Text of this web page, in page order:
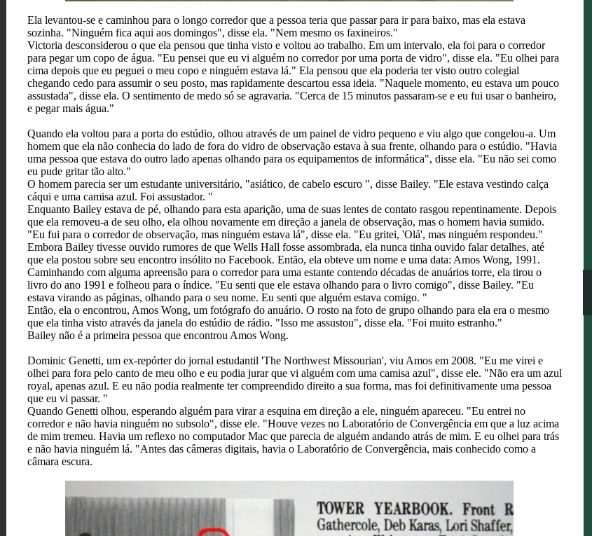
Ela levantou-se e caminhou para o longo corredor que a pessoa teria que passar para ir para baixo, mas ela estava
sozinha. "Ninguém fica aqui aos domingos", disse ela. "Nem mesmo os faxineiros."
Victoria desconsiderou o que ela pensou que tinha visto e voltou ao trabalho. Em um intervalo, ela foi para o corredor
para pegar um copo de água. "Eu pensei que eu vi alguém no corredor por uma porta de vidro", disse ela. "Eu olhei para
cima depois que eu peguei o meu copo e ninguém estava lá." Ela pensou que ela poderia ter visto outro colegial
chegando cedo para assumir o seu posto, mas rapidamente descartou essa ideia. "Naquele momento, eu estava um pouco
assustada", disse ela. O sentimento de medo só se agravaria. "Cerca de 15 minutos passaram-se e eu fui usar o banheiro,
e pegar mais água."
Quando ela voltou para a porta do estúdio, olhou através de um painel de vidro pequeno e viu algo que congelou-a. Um
homem que ela não conhecia do lado de fora do vidro de observação estava à sua frente, olhando para o estúdio. "Havia
uma pessoa que estava do outro lado apenas olhando para os equipamentos de informática", disse ela. "Eu não sei como
eu pude gritar tão alto."
O homem parecia ser um estudante universitário, "asiático, de cabelo escuro ", disse Bailey. "Ele estava vestindo calça
cáqui e uma camisa azul. Foi assustador. "
Enquanto Bailey estava de pé, olhando para esta aparição, uma de suas lentes de contato rasgou repentinamente. Depois
que ela removeu-a de seu olho, ela olhou novamente em direção a janela de observação, mas o homem havia sumido.
"Eu fui para o corredor de observação, mas ninguém estava lá", disse ela. "Eu gritei, 'Olá', mas ninguém respondeu."
Embora Bailey tivesse ouvido rumores de que Wells Hall fosse assombrada, ela nunca tinha ouvido falar detalhes, até
que ela postou sobre seu encontro insólito no Facebook. Então, ela obteve um nome e uma data: Amos Wong, 1991.
Caminhando com alguma apreensão para o corredor para uma estante contendo décadas de anuários torre, ela tirou o
livro do ano 1991 e folheou para o índice. "Eu senti que ele estava olhando para o livro comigo", disse Bailey. "Eu
estava virando as páginas, olhando para o seu nome. Eu senti que alguém estava comigo. "
Então, ela o encontrou, Amos Wong, um fotógrafo do anuário. O rosto na foto de grupo olhando para ela era o mesmo
que ela tinha visto através da janela do estúdio de rádio. "Isso me assustou", disse ela. "Foi muito estranho."
Bailey não é a primeira pessoa que encontrou Amos Wong.
Dominic Genetti, um ex-repórter do jornal estudantil 'The Northwest Missourian', viu Amos em 2008. "Eu me virei e
olhei para fora pelo canto de meu olho e eu podia jurar que vi alguém com uma camisa azul", disse ele. "Não era um azul
royal, apenas azul. E eu não podia realmente ter compreendido direito a sua forma, mas foi definitivamente uma pessoa
que eu vi passar. "
Quando Genetti olhou, esperando alguém para virar a esquina em direção a ele, ninguém apareceu. "Eu entrei no
corredor e não havia ninguém no subsolo", disse ele. "Houve vezes no Laboratório de Convergência em que a luz acima
de mim tremeu. Havia um reflexo no computador Mac que parecia de alguém andando atrás de mim. E eu olhei para trás
e não havia ninguém lá. "Antes das câmeras digitais, havia o Laboratório de Convergência, mais conhecido como a
câmara escura.